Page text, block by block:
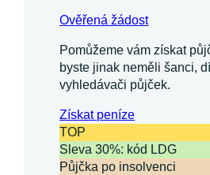
Ověřená žádost
Pomůžeme vám získat
byste jinak neměli šanci,
vyhledávači půjček.
Získatpeníze
TOP
Sleva 30%: kód LDG
Půjčka po insolvenci